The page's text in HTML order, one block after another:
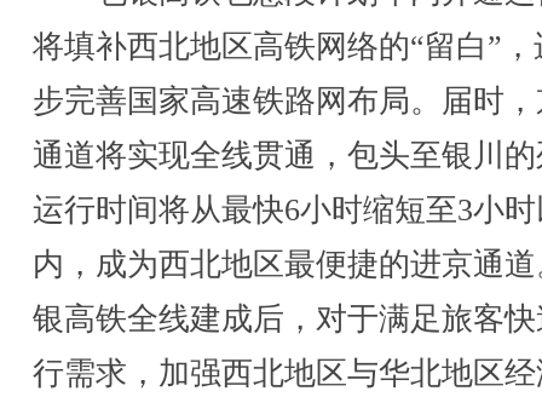
将填补西北地区高铁网络的“留白”，
步完善国家高速铁路网布局。届时
通道将实现全线贯通，包头至银川
运行时间将从最快6小时缩短至3小
内，成为西北地区最便捷的进京通
银高铁全线建成后，对于满足旅客
行需求，加强西北地区与华北地区